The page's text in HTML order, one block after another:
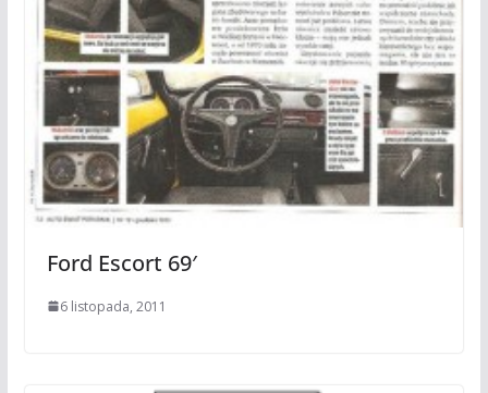
Ford Escort 69′
6 listopada, 2011